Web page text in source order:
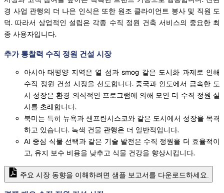
경 사업 관행의 더 나은 인식은 또한 원조 클라이언트 봉사 및 직원 도
덕. 따라서 상업적인 설립은 각종 수직 정원 건축 서비스의 중요한 최
종 사용자입니다.
추가 통찰력 수직 정원 건설 시장
아시아 태평양 지역은 열 섬과 smog 같은 도시화 과제로 인해
수직 정원 건설 시장을 선도합니다. 중국과 인도에서 급속한 도
시 성장은 환경 의식적인 프로그램에 의해 모인 더 수직 정원 실
시를 초래합니다.
북미는 특히 뉴욕과 샌프란시스코와 같은 도시에서 성장을 목격
하고 있습니다. 녹색 건물 관행은 더 일반적입니다.
AI 중심 식물 선택과 같은 기술 발전은 수직 정원을 더 효율적이
고, 유지 보수 비용을 낮추고 식물 건강을 향상시킵니다.
주요 시장 동향을 이해하려면 샘플 보고서를 다운로드하세요.